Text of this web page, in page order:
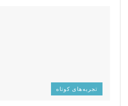
تجربه‌های کوتاه